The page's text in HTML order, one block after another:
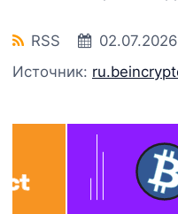
RSS 02.07.2026
Источник: